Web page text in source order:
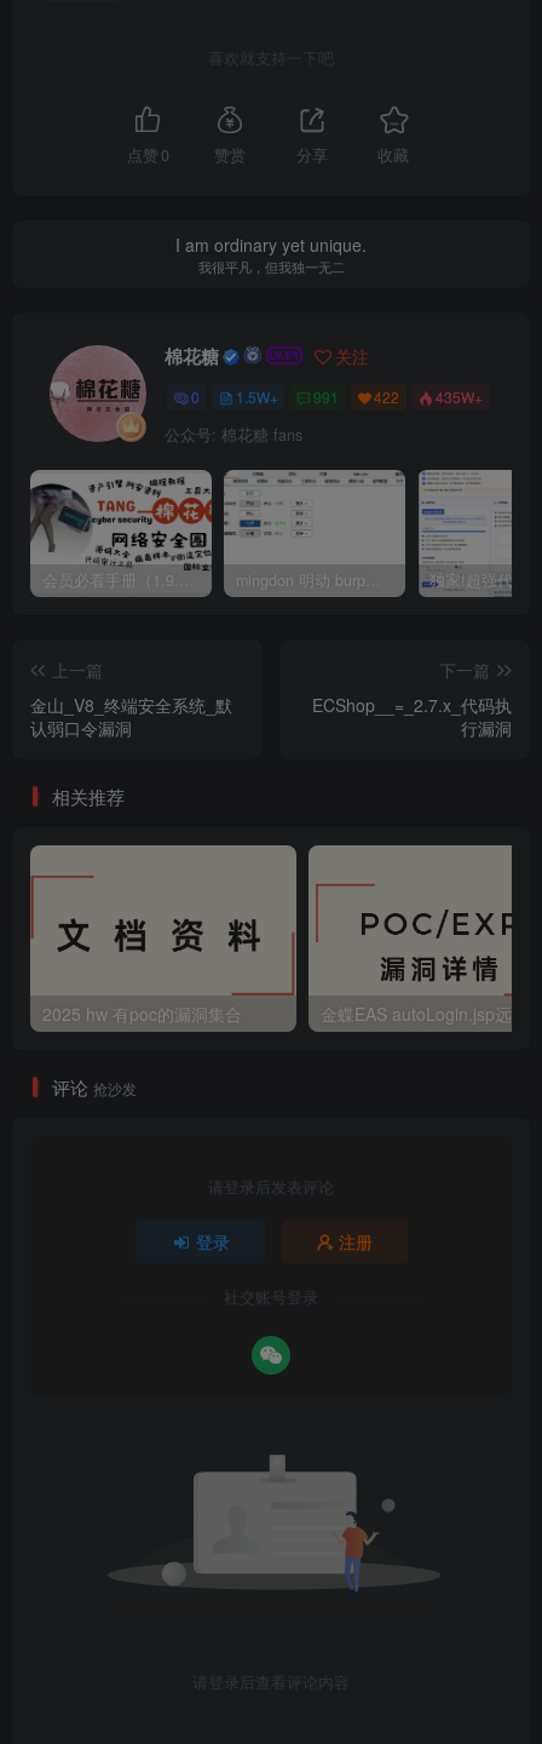
喜欢就支持一下吧
点赞 0 赞赏 分享 收藏
I am ordinary yet unique.
我很平凡，但我独一无二
棉花糖 关注
0 1.5W+ 991 422 435W+
公众号: 棉花糖 fans
会员必看手册（1.9.0版本 26.4.5更新） mingdon 明动 burp插件0.2.6版本 本地时间校验去除版
上一篇
金山_V8_终端安全系统_默
认弱口令漏洞
下一篇
ECShop__=_2.7.x_代码执
行漏洞
相关推荐
2025 hw 有poc的漏洞集合
评论 抢沙发
请登录后发表评论
登录 注册
社交账号登录
请登录后查看评论内容